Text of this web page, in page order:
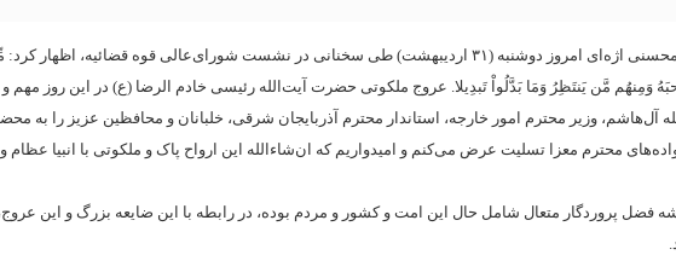
به گزارش پایگاه خبری رصداخبار حجت‌الاسلام والمسلمین محسنی اژه‌ای امروز دوشنبه (۳۱ اردیبهشت) طی سخنانی در نشست شورای‌عالی قوه قضائیه، اظهار
وَمِنهُم مَّن یَنتَظِرُ وَمَا بَدَّلُواْ تَبدِیلا. عروج ملکوتی حضرت آیت‌الله رئیسی خادم الرضا (ع) در این روز مهم
آل‌هاشم، وزیر محترم امور خارجه، استاندار محترم آذربایجان شرقی، خلبانان و محافظین عزیز را به
محترم معزا تسلیت عرض می‌کنم و امیدواریم که ان‌شاءالله این ارواح پاک و ملکوتی با انبیا عظام و
فضل پروردگار متعال شامل حال این امت و کشور و مردم بوده، در رابطه با این ضایعه بزرگ و این